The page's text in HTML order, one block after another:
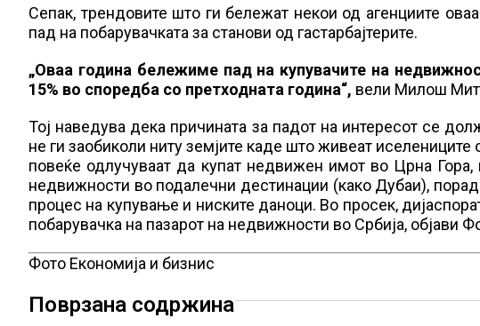
Сепак, трендовите што ги бележат некои од агенциите
пад на побарувачката за станови од гастарбајтерите.
„Оваа година бележиме пад на купувачите на
15% во споредба со претходната година“, вели Милош
Тој наведува дека причината за падот на интересот се
не ги заобиколи ниту земјите каде што живеат иселениците
повеќе одлучуваат да купат недвижен имот во Црна
недвижности во подалечни дестинации (како Дубаи),
процес на купување и ниските даноци. Во просек,
побарувачка на пазарот на недвижности во Србија, објави
Фото Економија и бизнис
Поврзана содржина